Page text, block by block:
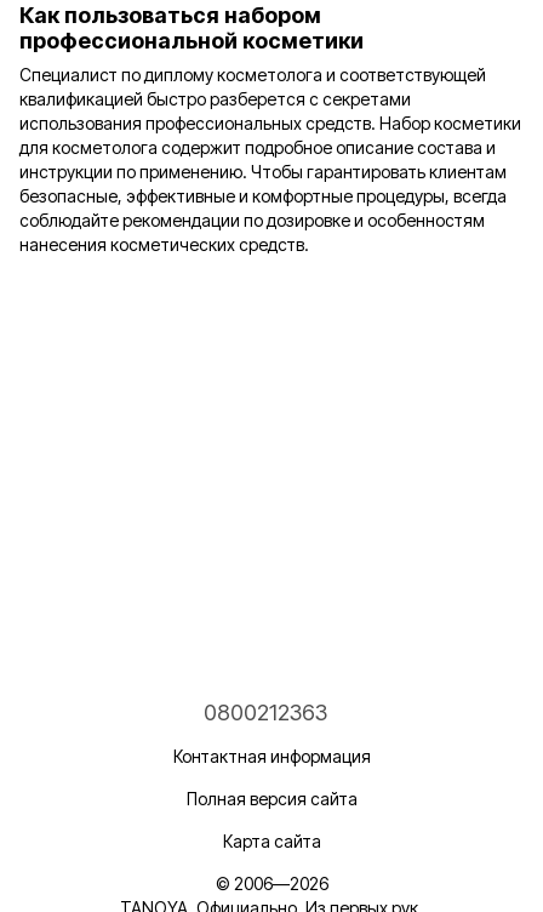
Как пользоваться набором
профессиональной косметики
Специалист по диплому косметолога и соответствующей
квалификацией быстро разберется с секретами
использования профессиональных средств. Набор косметики
для косметолога содержит подробное описание состава и
инструкции по применению. Чтобы гарантировать клиентам
безопасные, эффективные и комфортные процедуры, всегда
соблюдайте рекомендации по дозировке и особенностям
нанесения косметических средств.
0800212363
Контактная информация
Полная версия сайта
Карта сайта
© 2006—2026
TANOYA. Официально. Из первых рук.